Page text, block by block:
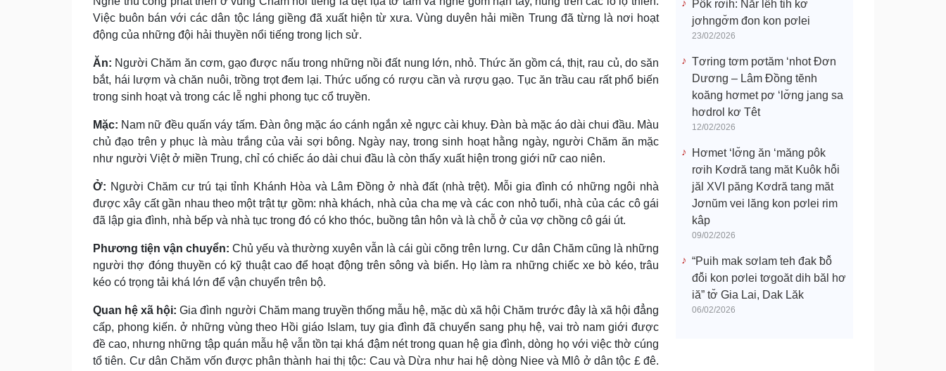
Việc buôn bán với các dân tộc láng giềng đã xuất hiện từ xưa. Vùng duyên hải miền Trung đã từng là nơi hoạt
động của những đội hải thuyền nổi tiếng trong lịch sử.
Ăn: Người Chăm ăn cơm, gạo được nấu trong những nồi đất nung lớn, nhỏ. Thức ăn gồm cá, thịt, rau củ, do săn
bắt, hái lượm và chăn nuôi, trồng trọt đem lại. Thức uống có rượu cần và rượu gạo. Tục ăn trầu cau rất phổ biến
trong sinh hoạt và trong các lễ nghi phong tục cổ truyền.
Mặc: Nam nữ đều quấn váy tấm. Ðàn ông mặc áo cánh ngắn xẻ ngực cài khuy. Ðàn bà mặc áo dài chui đầu. Màu
chủ đạo trên y phục là màu trắng của vải sợi bông. Ngày nay, trong sinh hoạt hằng ngày, người Chăm ăn mặc
như người Việt ở miền Trung, chỉ có chiếc áo dài chui đầu là còn thấy xuất hiện trong giới nữ cao niên.
Ở: Người Chăm cư trú tại tỉnh Khánh Hòa và Lâm Đồng ở nhà đất (nhà trệt). Mỗi gia đình có những ngôi nhà
được xây cất gần nhau theo một trật tự gồm: nhà khách, nhà của cha mẹ và các con nhỏ tuổi, nhà của các cô gái
đã lập gia đình, nhà bếp và nhà tục trong đó có kho thóc, buồng tân hôn và là chỗ ở của vợ chồng cô gái út.
Phương tiện vận chuyển: Chủ yếu và thường xuyên vẫn là cái gùi cõng trên lưng. Cư dân Chăm cũng là những
người thợ đóng thuyền có kỹ thuật cao để hoạt động trên sông và biển. Họ làm ra những chiếc xe bò kéo, trâu
kéo có trọng tải khá lớn để vận chuyển trên bộ.
Quan hệ xã hội:Gia đình người Chăm mang truyền thống mẫu hệ, mặc dù xã hội Chăm trước đây là xã hội đẳng
cấp, phong kiến. ở những vùng theo Hồi giáo Islam, tuy gia đình đã chuyển sang phụ hệ, vai trò nam giới được
đề cao, nhưng những tập quán mẫu hệ vẫn tồn tại khá đậm nét trong quan hệ gia đình, dòng họ với việc thờ cúng
tổ tiên. Cư dân Chăm vốn được phân thành hai thị tộc: Cau và Dừa như hai hệ dòng Niee và Mlô ở dân tộc £ đê.
Pôk rơih: Năr lêh tih kơ
jơhngơ̆m đon kon pơlei
23/02/2026
Tơring tơm pơtăm ‘nhot Đơn
Dương – Lâm Đồng tĕnh
koăng hơmet pơ ‘lơ̆ng jang sa
hơdrol kơ Têt
12/02/2026
Hơmet ‘lơ̆ng ăn ‘măng pôk
rơih Kơdră tang măt Kuôk hô̆i
jăl XVI păng Kơdră tang măt
Jơnŭm vei lăng kon pơlei rim
kâp
09/02/2026
“Puih mak sơlam teh đak ƀô̆
đô̆i kon pơlei tơgoăt dih băl hơ
iă” tơ̆ Gia Lai, Dak Lăk
06/02/2026